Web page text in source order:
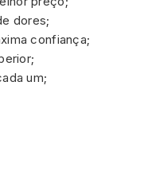
dores;
confiança;
um;